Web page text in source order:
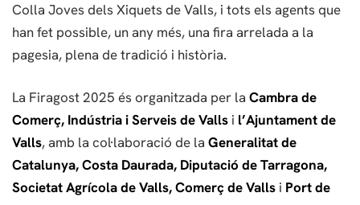
Colla Joves dels Xiquets de Valls, i tots els agents que
han fet possible, un any més, una fira arrelada a la
pagesia, plena de tradició i història.
La Firagost 2025 és organitzada per la Cambra de
Comerç, Indústria i Serveis de Valls i l’Ajuntament de
Valls, amb la col·laboració de la Generalitat de
Catalunya, Costa Daurada, Diputació de Tarragona,
Societat Agrícola de Valls, Comerç de Valls i Port de